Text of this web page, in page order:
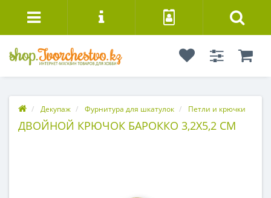
Декупаж Фурнитура для шкатулок Петли и крючки
ДВОЙНОЙ КРЮЧОК БАРОККО 3,2Х5,2 СМ